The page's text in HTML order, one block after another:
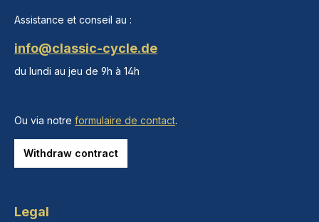
Assistance et conseil au :
info@classic-cycle.de
du lundi au jeu de 9h à 14h
Ou via notre formulaire de contact.
Withdraw contract
Legal